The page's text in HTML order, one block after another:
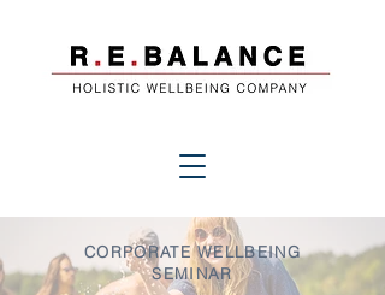
CORPORATE WELLBEING
SEMINAR